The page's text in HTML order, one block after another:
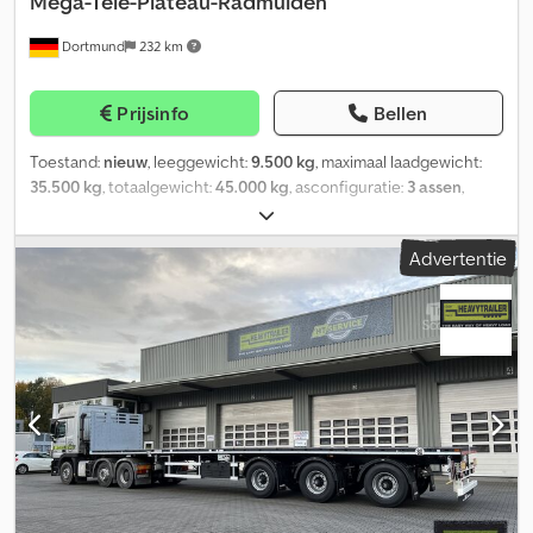
24 volt - Aansluitdozen 2x 7-polig & 15-polig Assen en banden: -
hef-/laadfunctie - Hydro-mechanisch gedwongen gestuurd -
Assengereedschap - Dubbele montage 235/75 R 17.5 Inclusief
luchtkoppelingen - 4 wielkeggen met houder - 2" kingpin - Een
verzinkte stalen voorwand ca. 1600 mm hoog - Wit reflecterend
tape volgens EU-voorschriften aan de zijkant, aan de uitschuif en
achterzijde rood - Laadvlak met extra zware hardhouten vloer -
Naloopbesturing voor en achter via kabel - Afstandsbediening via
druktoetsen, met enkelspoorcontrole van de assen - Met
draadloze afstandsbediening voor de naloopbesturing - 9 paar
rongenhouders voor insteekrongen 100 x 50 mm in de
buitenrand van het laadvlak - Gegalvaniseerde klapsteunen
onder de afschuining van het laadvlak - Verplaatsbare ophanglijst
voor aluminium rijplaten achteraan het voertuig - Europese
reflectorplaten (rood-geel) aan de achterzijde van de oplegger -
Een spatlap achter aan de oplegger - Een houder voor zwaailamp
achter aan de oplegger - Op de zwanenhals en achterplaat links
en rechts elk een houder voor waarschuwingsborden incl.
Dortmund 232 km
Prijsinfo Bellen
Toestand: nieuw, leeggewicht:9.500 kg, maximaal laadgewicht:
35.500 kg, totaalgewicht:45.000 kg, asconfiguratie: 3 assen,
, laadruimtebreedte:
ophanging:lucht, bandenmaten:435/50 R 19.5, kleur:grijs,
bedrijfsklaar gewicht: 9.500 kg, Uitrusting:
, Laadvlak in
uitschuifbare uitvoering: Laadvloer met hardhouten planken en
achterzijde afgeschuind, ca. 1.000 mm x 8° 1 paar vaste wielkuipen,
ca. 1.610 x 970 x 400 mm 2 paar sjorogen (LC 5.000 daN) 1 paar
sjorogen (LC 10.000 daN) 6 paar naar buiten klapbare sjorogen
(LC 5.000 daN) 2 paar naar buiten klapbare sjorogen (LC 10.000
daN) Uitsparingen in het buitenframe van het laadvlak voor het
inhaken van spanbanden (LC 2.000 daN) Reminstallatie:
Remsysteem conform EU-voorschriften met EBS-E (2S2M)
Lakwerk: Eersteklas en duurzame corrosiebescherming van het
standaard gestraalde gelaste frame, gegarandeerd door een 2-
Advertentie